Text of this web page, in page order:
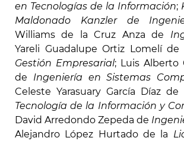
en Tecnologías de la Información;
Maldonado Kanzlerde
Williams de la Cruz Anza de
Yareli Guadalupe Ortiz Lomelí de
Gestión Empresarial; Luis Alberto
de Ingeniería en Sistemas
Celeste Yarasuary García Díaz de
Tecnología de la Información y
David Arredondo Zepeda de
Alejandro López Hurtado de la